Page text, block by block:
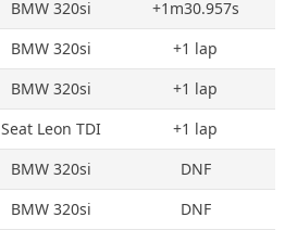
BMW 320si
+1m30.957s
BMW 320si
+1 lap
BMW 320si
+1 lap
Seat Leon TDI
+1 lap
BMW 320si
DNF
BMW 320si
DNF